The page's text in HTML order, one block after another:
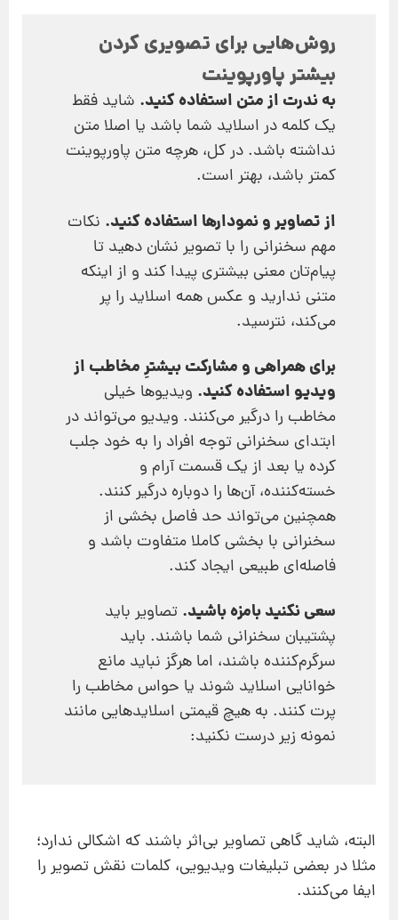
روش‌هایی برای تصویری کردن
بیشتر پاورپوینت
به ندرت از متن استفاده کنید. شاید فقط
یک کلمه در اسلاید شما باشد یا اصلا متن
نداشته باشد. در کل، هرچه متن پاورپوینت‌
کمتر باشد، بهتر است.
از تصاویر و نمودارها استفاده کنید. نکات
مهم سخنرانی را با تصویر نشان دهید تا
پیام‌تان معنی بیشتری پیدا کند و از اینکه
متنی ندارید و عکس همه اسلاید را پر
می‌کند، نترسید.
برای همراهی و مشارکت بیشترِ مخاطب از
ویدیو استفاده کنید. ویدیوها خیلی
مخاطب را درگیر می‌کنند. ویدیو می‌تواند در
ابتدای سخنرانی توجه افراد را به خود جلب
کرده یا بعد از یک قسمت آرام و
خسته‌کننده، آن‌ها را دوباره درگیر کنند.
همچنین می‌تواند حد فاصل بخشی از
سخنرانی با بخشی کاملا متفاوت باشد و
فاصله‌ای طبیعی ایجاد کند.
سعی نکنید بامزه باشید. تصاویر باید
پشتیبان سخنرانی شما باشند. باید
سرگرم‌کننده باشند، اما هرگز نباید مانع
خوانایی اسلاید شوند یا حواس مخاطب را
پرت کنند. به هیچ قیمتی اسلایدهایی مانند
نمونه زیر درست نکنید:
البته، شاید گاهی تصاویر بی‌اثر باشند که اشکالی ندارد؛
مثلا در بعضی تبلیغات ویدیویی، کلمات نقش تصویر را
ایفا می‌کنند.